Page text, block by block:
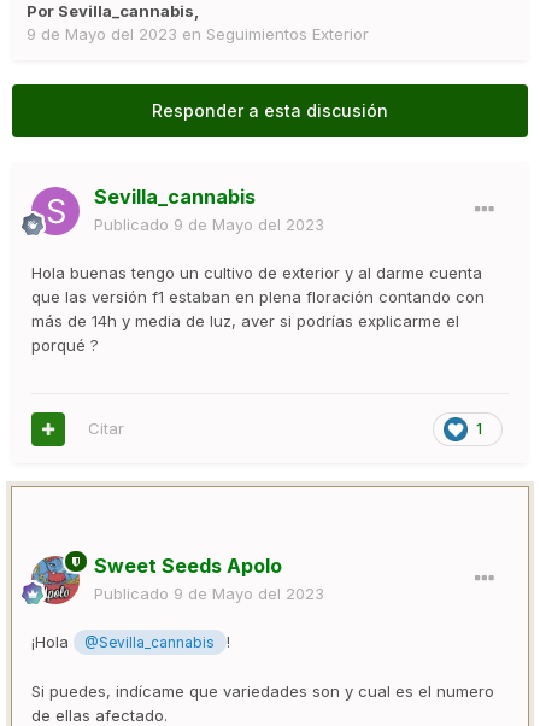
Por Sevilla_cannabis,
9 de Mayo del 2023 en Seguimientos Exterior
Responder a esta discusión
Sevilla_cannabis
Publicado 9 de Mayo del 2023
Hola buenas tengo un cultivo de exterior y al darme cuenta
que las versión f1 estaban en plena floración contando con
más de 14h y media de luz, aver si podrías explicarme el
porqué ?
1
Citar
Sweet Seeds Apolo
Publicado 9 de Mayo del 2023
¡Hola @Sevilla_cannabis !
Si puedes, indícame que variedades son y cual es el numero
de ellas afectado.